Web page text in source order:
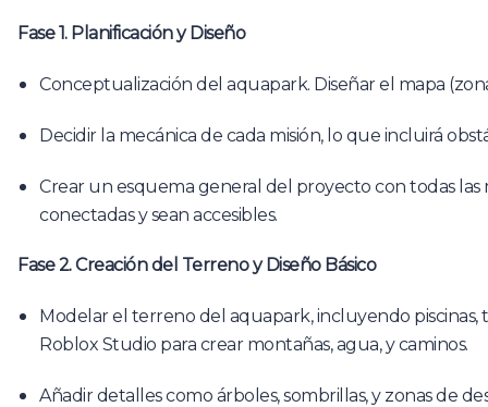
Fase 1. Planificación y Diseño
Conceptualización del aquapark. Diseñar el mapa
Decidir la mecánica de cada misión, lo que incluirá
Crear un esquema general del proyecto con todas las
conectadas y sean accesibles.
Fase 2. Creación del Terreno y Diseño Básico
Modelar el terreno del aquapark, incluyendo piscinas,
Roblox Studio para crear montañas, agua, y caminos.
Añadir detalles como árboles, sombrillas, y zonas de